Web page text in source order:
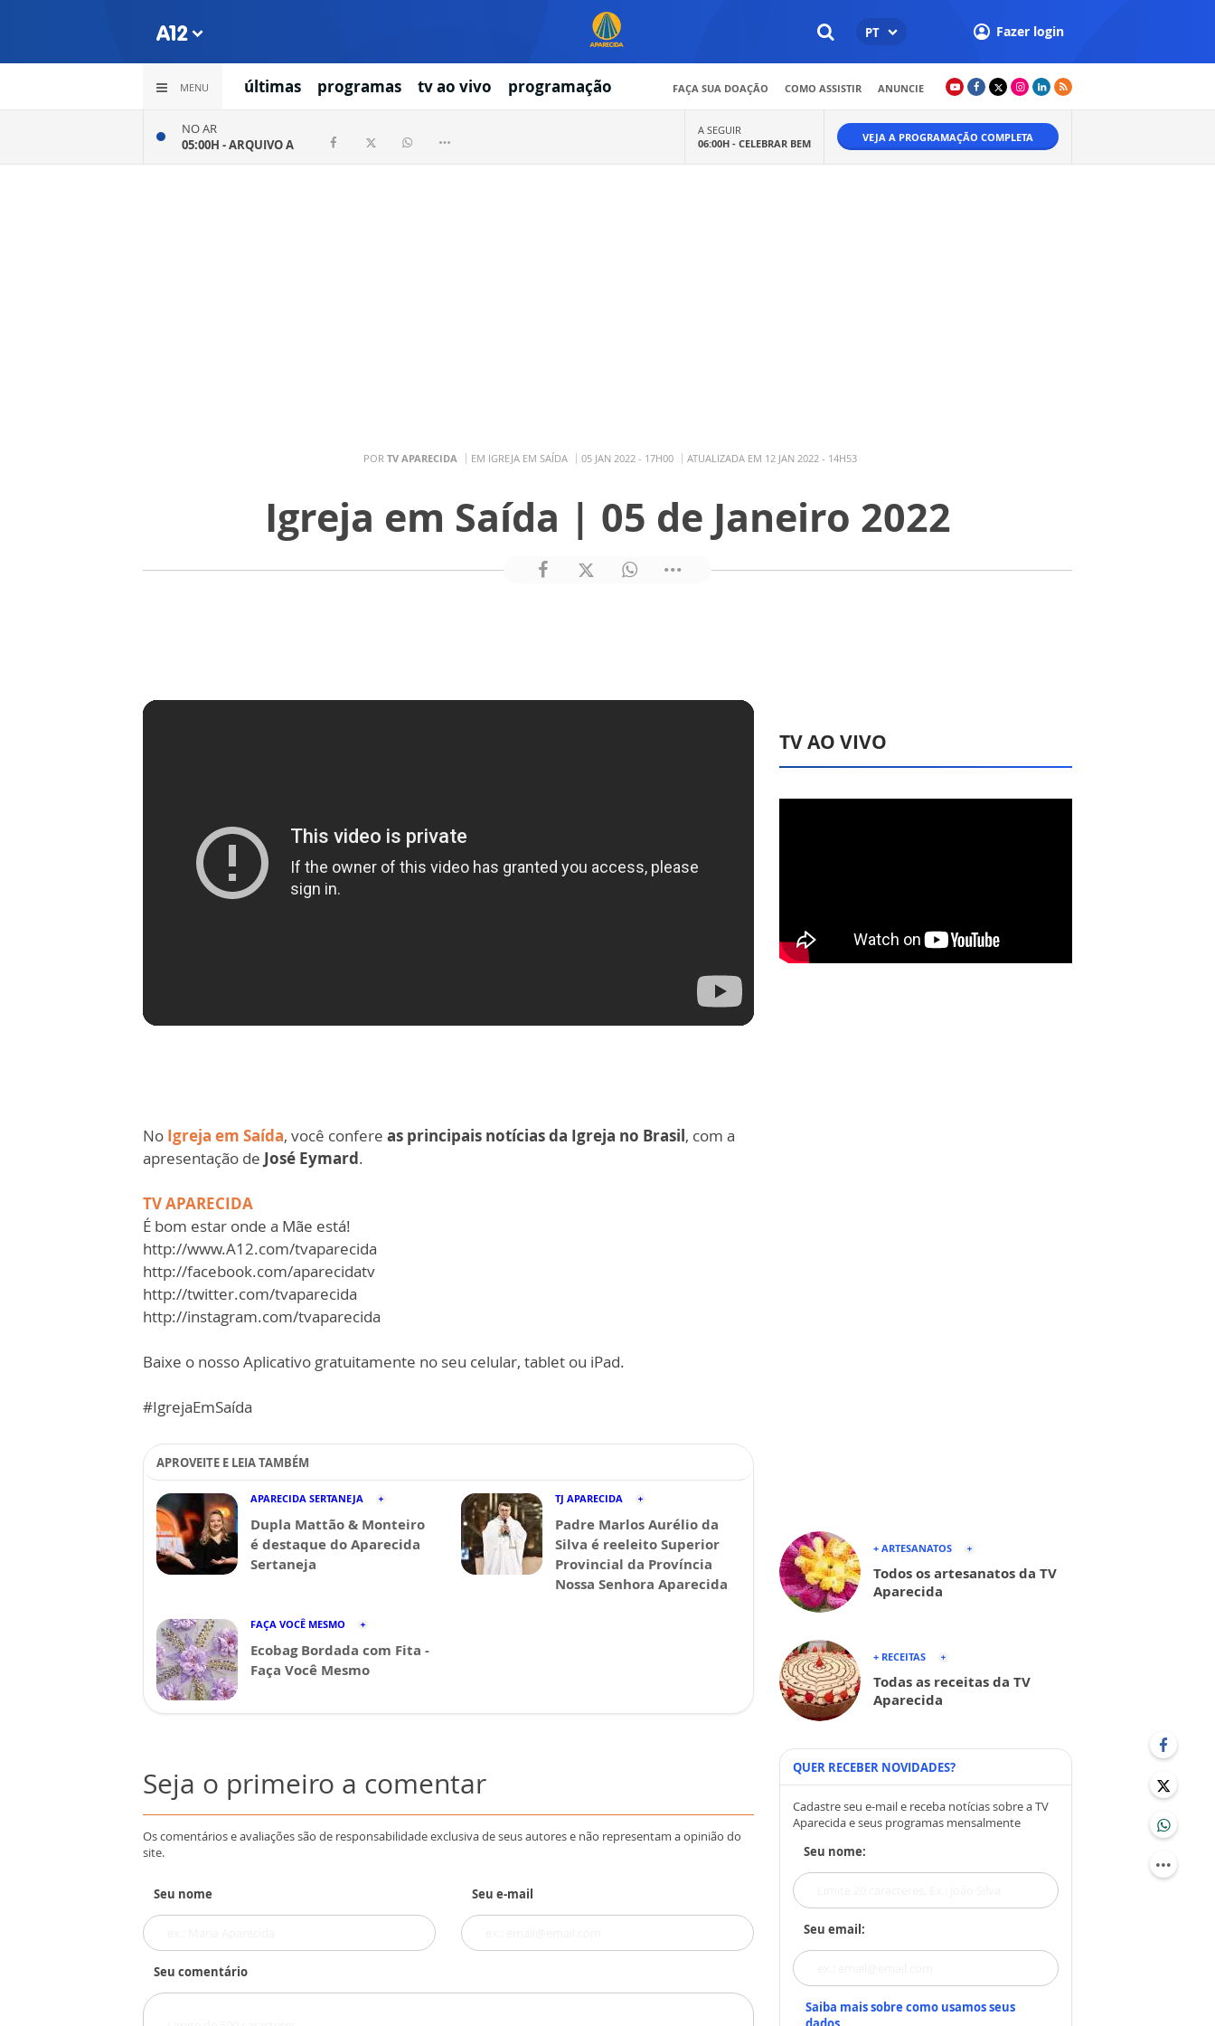
PT Fazer login
MENU últimas programas tv ao vivo programação FAÇA SUA DOAÇÃO COMO ASSISTIR ANUNCIE
NO AR
05:00H -ARQUIVO A
A SEGUIR
06:00H - CELEBRAR BEM VEJA A PROGRAMAÇÃO COMPLETA
POR TV APARECIDA EM IGREJA EM SAÍDA 05 JAN 2022 - 17H00 ATUALIZADA EM 12 JAN 2022 - 14H53
Igreja em Saída | 05 de Janeiro 2022
No Igreja em Saída, você confere as principais notícias da Igreja no Brasil, com a
apresentação de José Eymard.
TV APARECIDA
É bom estar onde a Mãe está!
http://www.A12.com/tvaparecida​
http://facebook.com/aparecidatv​
http://twitter.com/tvaparecida​
http://instagram.com/tvaparecida​
Baixe o nosso Aplicativo gratuitamente no seu celular, tablet ou iPad.
#IgrejaEmSaída
APROVEITE E LEIA TAMBÉM
APARECIDA SERTANEJA
Dupla Mattão & Monteiro
é destaque do Aparecida
Sertaneja
TJ APARECIDA
Padre Marlos Aurélio da
Silva é reeleito Superior
Provincial da Província
Nossa Senhora Aparecida
FAÇA VOCÊ MESMO
Ecobag Bordada com Fita -
Faça Você Mesmo
Seja o primeiro a comentar
Os comentários e avaliações são de responsabilidade exclusiva de seus autores e não representam a opinião do
site.
Seu nome Seu e-mail
Seu comentário
TV AO VIVO
+ ARTESANATOS
Todos os artesanatos da TV
Aparecida
+ RECEITAS
Todas as receitas da TV
Aparecida
QUER RECEBER NOVIDADES?
Cadastre seu e-mail e receba notícias sobre a TV
Aparecida e seus programas mensalmente
Seu nome:
Seu email:
Saiba mais sobre como usamos seus